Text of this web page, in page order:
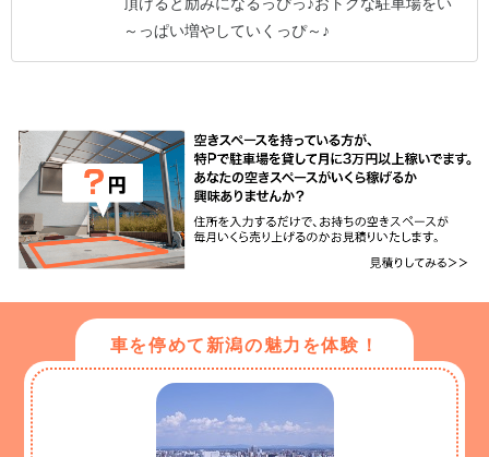
～っぱい増やしていくっぴ～♪
車を停めて新潟の魅力を体験！